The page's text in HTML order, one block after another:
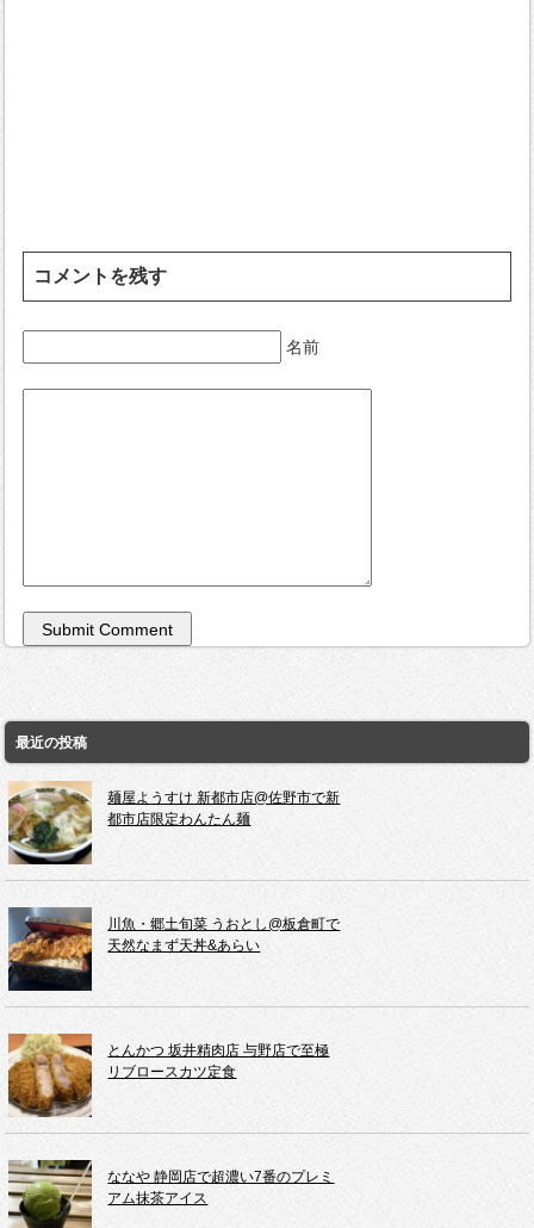
コメントを残す
名前
最近の投稿
麺屋ようすけ 新都市店@佐野市で新
都市店限定わんたん麺
川魚・郷土旬菜 うおとし@板倉町で
天然なまず天丼&あらい
とんかつ 坂井精肉店 与野店で至極
リブロースカツ定食
ななや 静岡店で超濃い7番のプレミ
アム抹茶アイス